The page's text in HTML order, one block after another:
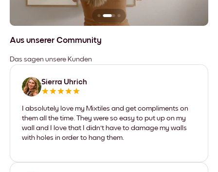
Aus unserer Community
Das sagen unsere Kunden
Sierra Uhrich
I absolutely love my Mixtiles and get compliments on
them all the time. They were so easy to put up on my
wall and I love that I didn't have to damage my walls
with holes in order to hang them.